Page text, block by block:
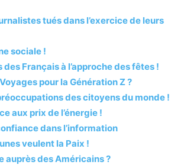
tués dans l’exercice de leurs
sociale !
Français à l’approche des fêtes !
pour la Génération Z ?
des citoyens du monde !
aux prix de l’énergie !
dans l’information
veulent la Paix !
auprès des Américains ?